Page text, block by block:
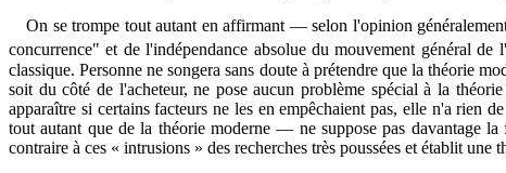
On se trompe tout autant en affirmant — selon l'opinion
concurrence" et de l'indépendance absolue du mouvement général
classique. Personne ne songera sans doute à prétendre que la théorie
soit du côté de l'acheteur, ne pose aucun problème spécial à la
apparaître si certains facteurs ne les en empêchaient pas, elle n'a
tout autant que de la théorie moderne — ne suppose pas davantage
contraire à ces « intrusions » des recherches très poussées et établit